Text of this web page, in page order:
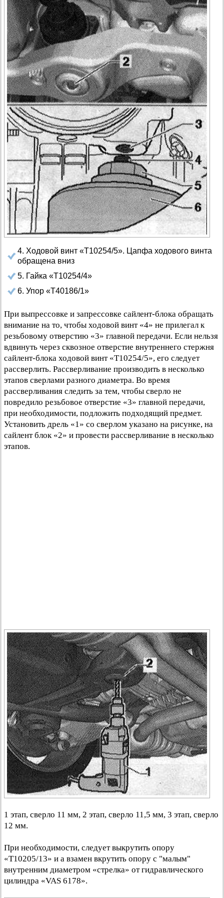
4. Ходовой винт «Т10254/5». Цапфа ходового винта
обращена вниз
5. Гайка «Т10254/4»
6. Упор «Т40186/1»
При выпрессовке и запрессовке сайлент-блока обращать
внимание на то, чтобы ходовой винт «4» не прилегал к
резьбовому отверстию «3» главной передачи. Если нельзя
вдвинуть через сквозное отверстие внутреннего стержня
сайлент-блока ходовой винт «Т10254/5», его следует
рассверлить. Рассверливание производить в несколько
этапов сверлами разного диаметра. Во время
рассверливания следить за тем, чтобы сверло не
повредило резьбовое отверстие «3» главной передачи,
при необходимости, подложить подходящий предмет.
Установить дрель «1» со сверлом указано на рисунке, на
сайлент блок «2» и провести рассверливание в несколько
этапов.
1 этап, сверло 11 мм, 2 этап, сверло 11,5 мм, 3 этап, сверло
12 мм.
При необходимости, следует выкрутить опору
«Т10205/13» и а взамен вкрутить опору с "малым"
внутренним диаметром «стрелка» от гидравлического
цилиндра «VAS 6178».